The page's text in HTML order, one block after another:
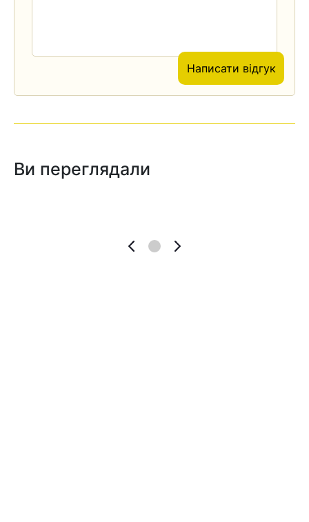
Написати відгук
Ви переглядали